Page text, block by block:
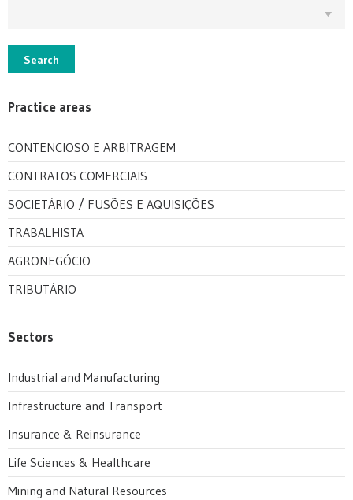
Search
Practice areas
CONTENCIOSO E ARBITRAGEM
CONTRATOS COMERCIAIS
SOCIETÁRIO / FUSÕES E AQUISIÇÕES
TRABALHISTA
AGRONEGÓCIO
TRIBUTÁRIO
Sectors
Industrial and Manufacturing
Infrastructure and Transport
Insurance & Reinsurance
Life Sciences & Healthcare
Mining and Natural Resources